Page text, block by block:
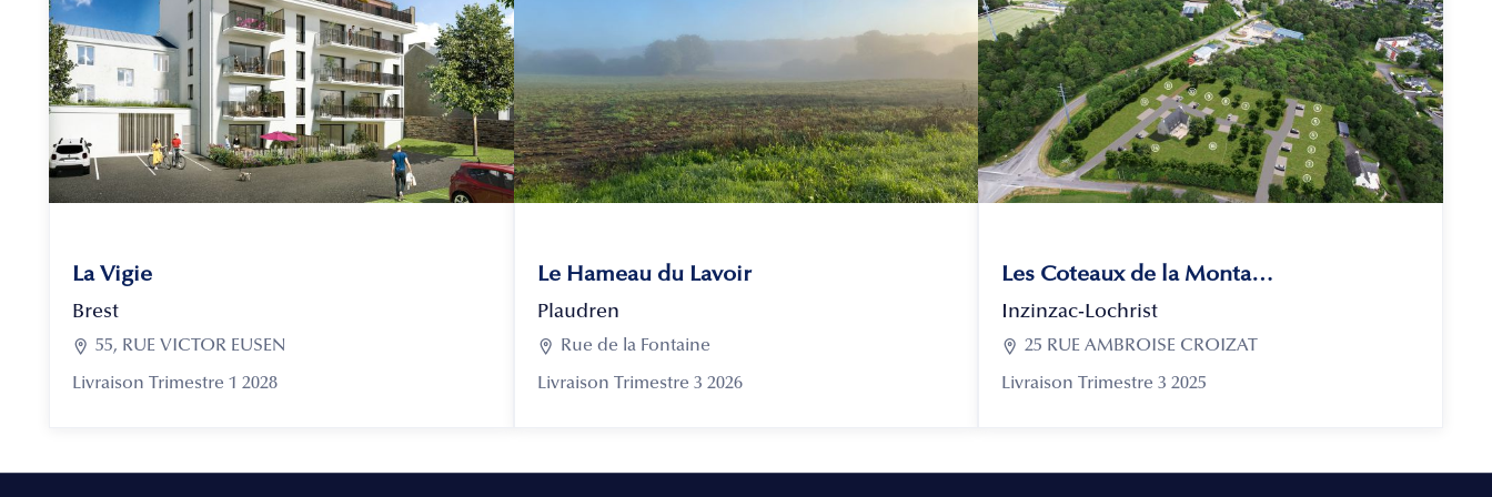
La Vigie
Brest
 55, RUE VICTOR EUSEN
Livraison Trimestre 1 2028
Le Hameau du Lavoir
Plaudren
 Rue de la Fontaine
Livraison Trimestre 3 2026
Les Coteaux de la Montagne
Inzinzac-Lochrist
 25 RUE AMBROISE CROIZAT
Livraison Trimestre 3 2025